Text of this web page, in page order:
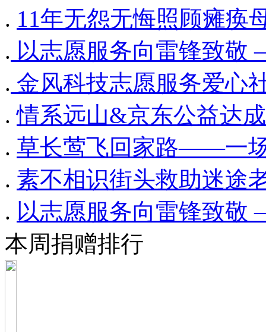
. 11年无怨无悔照顾瘫痪
.
以志愿服务向雷锋致
. 金风科技志愿服务爱心
. 情系远山&京东公益达
. 草长莺飞回家路——一
. 素不相识街头救助迷途
. 以志愿服务向雷锋致
本周捐赠排行